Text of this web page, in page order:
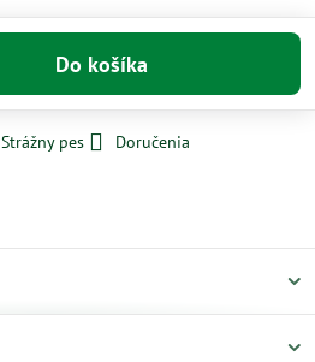
Do košíka
Strážny pes
Doručenia